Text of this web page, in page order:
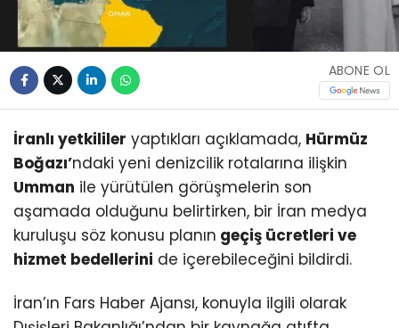
ABONE OL
İranlı yetkililer yaptıkları açıklamada, Hürmüz
Boğazı’ndaki yeni denizcilik rotalarına ilişkin
Umman ile yürütülen görüşmelerin son
aşamada olduğunu belirtirken, bir İran medya
kuruluşu söz konusu planın geçiş ücretleri ve
hizmet bedellerini de içerebileceğini bildirdi.
İran’ın Fars Haber Ajansı, konuyla ilgili olarak